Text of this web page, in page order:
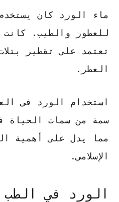
ماء الورد كان
للعطور والطيب.
تعتمد على تقطير
العطر.
استخدام الورد في
سمة من سمات الحياة
مما يدل على أهمية
الإسلامي.
الورد في